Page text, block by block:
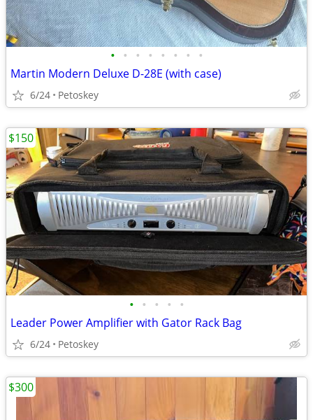
• • • • • • • •
Martin Modern Deluxe D-28E (with case)
6/24 Petoskey
• • • • •
Leader Power Amplifier with Gator Rack Bag
6/24 Petoskey
$150
$300